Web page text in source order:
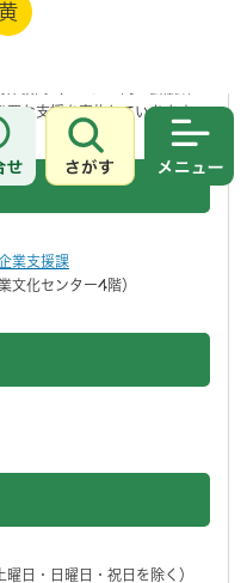
黄
問合せ
さがす
市では、経営の先行きに懸念
人さいたま市産業創造財団
な支援を実施していきます。
業支援課
文化センター4階）
日・日曜日・祝日を除く）